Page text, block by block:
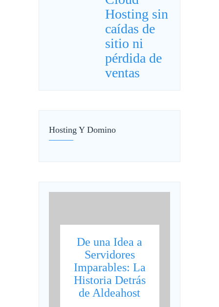
Hosting sin
caídas de
sitio ni
pérdida de
ventas
Hosting Y Domino
De una Idea a
Servidores
Imparables: La
Historia Detrás
de Aldeahost